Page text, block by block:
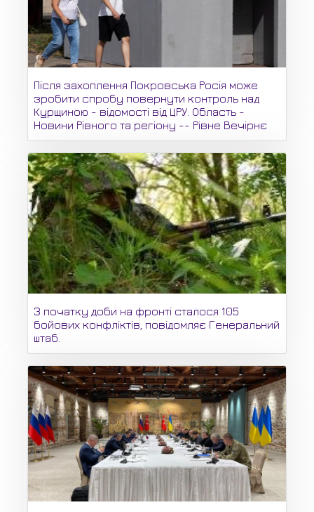
Після захоплення Покровська Росія може
зробити спробу повернути контроль над
Курщиною - відомості від ЦРУ. Область -
Новини Рівного та регіону -- Рівне Вечірнє
З початку доби на фронті сталося 105
бойових конфліктів, повідомляє Генеральний
штаб.